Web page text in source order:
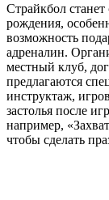
Страйкбол
рождения,
возможность
адреналин.
местный клуб,
предлагаются
инструктаж,
застолья после
например,
чтобы сделать